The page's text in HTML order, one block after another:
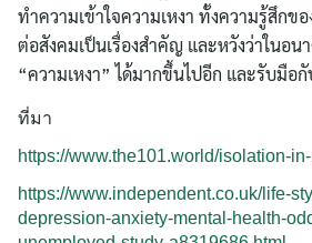
ทำความเข้าใจความเหงา ทั้งความรู้สึกข
ต่อสังคมเป็นเรื่องสำคัญ และหวังว่าในอนา
“ความเหงา” ได้มากขึ้นไปอีก และรับมือ
ที่มา
https://www.the101.world/isolation-
https://www.independent.co.uk/life-
depression-anxiety-mental-health-